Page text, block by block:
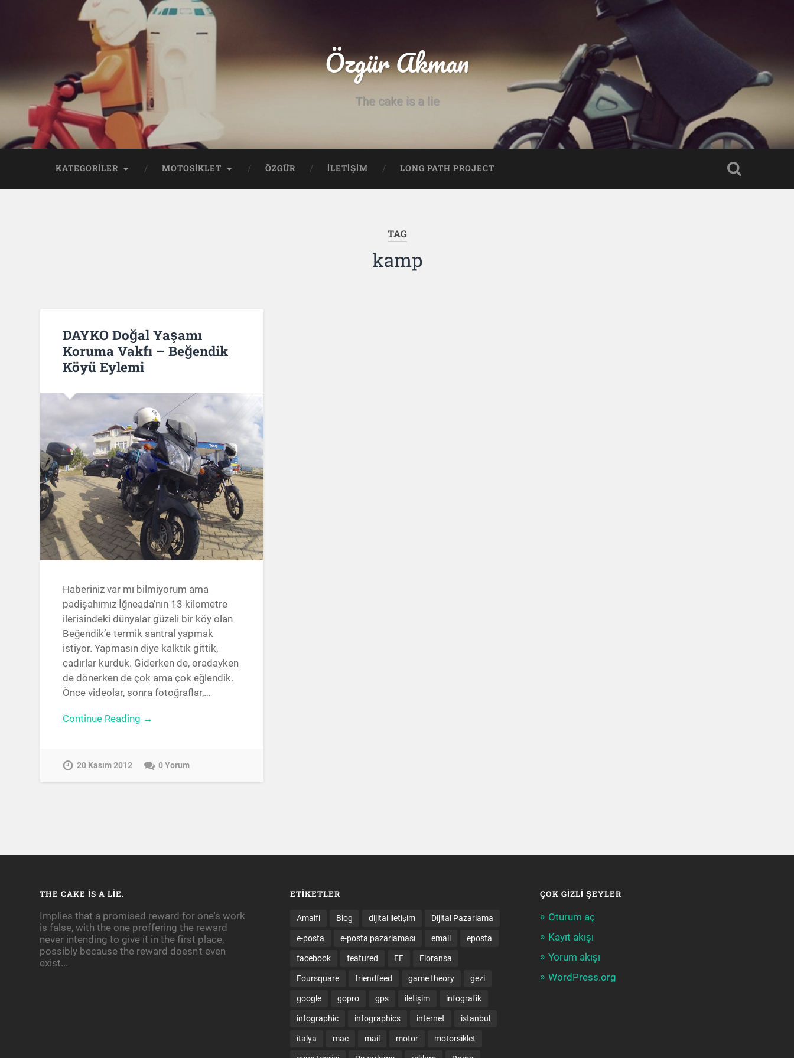
Özgür Akman
The cake is a lie
KATEGORİLER MOTOSİKLET ÖZGÜR İLETİŞİM LONG PATH PROJECT
TAG
kamp
DAYKO Doğal Yaşamı
Koruma Vakfı – Beğendik
Köyü Eylemi
Haberiniz var mı bilmiyorum ama
padişahımız İğneada’nın 13 kilometre
ilerisindeki dünyalar güzeli bir köy olan
Beğendik’e termik santral yapmak
istiyor. Yapmasın diye kalktık gittik,
çadırlar kurduk. Giderken de, oradayken
de dönerken de çok ama çok eğlendik.
Önce videolar, sonra fotoğraflar,…
Continue Reading →
20 Kasım 2012 0 Yorum
THE CAKE IS A LIE.
Implies that a promised reward for one's work
is false, with the one proffering the reward
never intending to give it in the first place,
possibly because the reward doesn't even
exist...
ETIKETLER
Amalfi Blog dijital iletişim Dijital Pazarlama
e-posta e-posta pazarlaması email eposta
facebook featured FF Floransa
Foursquare friendfeed game theory gezi
google gopro gps iletişim infografik
infographic infographics internet istanbul
italya mac mail motor motorsiklet
ÇOK GIZLI ŞEYLER
Oturum aç
Kayıt akışı
Yorum akışı
WordPress.org